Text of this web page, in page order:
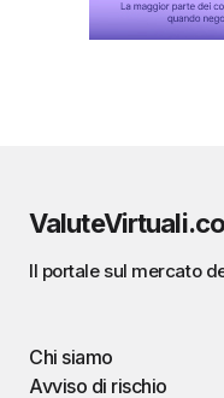
Il portale sul mercato
Chi siamo
Avviso di rischio